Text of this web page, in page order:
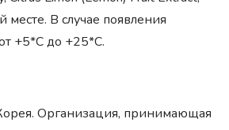
В случае появления
+5*С до +25*С.
Организация, принимающая